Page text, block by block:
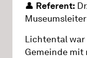
👤 Referent:
Museumsleiter
Lichtental war
Gemeinde mit